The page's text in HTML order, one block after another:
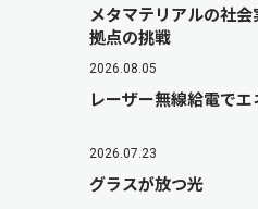
メタマテリアルの社
拠点の挑戦
2026.08.05
レーザー無線給電で
2026.07.23
グラスが放つ光